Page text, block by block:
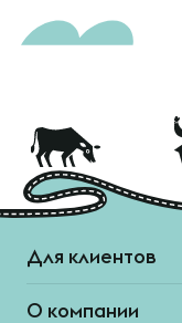
Для клиентов
О компании